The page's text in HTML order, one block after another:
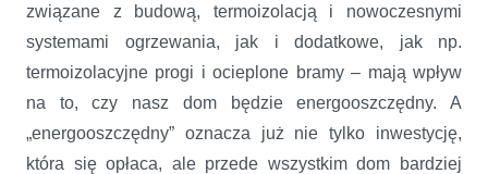
związane z budową, termoizolacją i nowoczesnymi
systemami ogrzewania, jak i dodatkowe, jak np.
termoizolacyjne progi i ocieplone bramy – mają wpływ
na to, czy nasz dom będzie energooszczędny. A
„energooszczędny” oznacza już nie tylko inwestycję,
która się opłaca, ale przede wszystkim dom bardziej